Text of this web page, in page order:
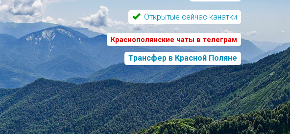
Открытые сейчас канатки
Краснополянские чаты в телеграм
Трансфер в Красной Поляне